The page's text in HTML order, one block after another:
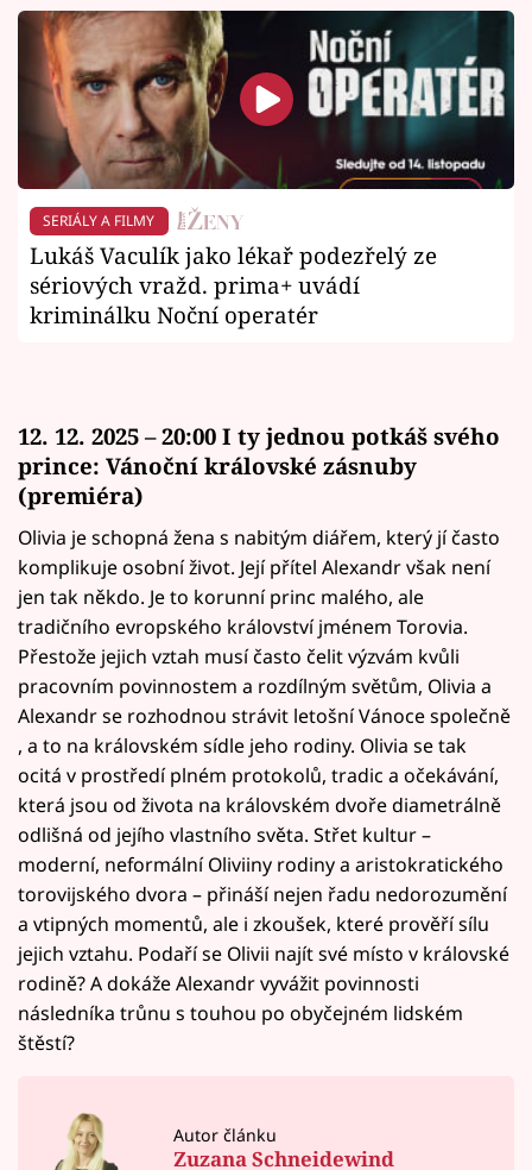
SERIÁLY A FILMY
Lukáš Vaculík jako lékař podezřelý ze
sériových vražd. prima+ uvádí
kriminálku Noční operatér
12. 12. 2025 – 20:00 I ty jednou potkáš svého
prince: Vánoční královské zásnuby
(premiéra)
Olivia je schopná žena s nabitým diářem, který jí často
komplikuje osobní život. Její přítel Alexandr však není
jen tak někdo. Je to korunní princ malého, ale
tradičního evropského království jménem Torovia.
Přestože jejich vztah musí často čelit výzvám kvůli
pracovním povinnostem a rozdílným světům, Olivia a
Alexandr se rozhodnou strávit letošní Vánoce společně
, a to na královském sídle jeho rodiny. Olivia se tak
ocitá v prostředí plném protokolů, tradic a očekávání,
která jsou od života na královském dvoře diametrálně
odlišná od jejího vlastního světa. Střet kultur –
moderní, neformální Oliviiny rodiny a aristokratického
torovijského dvora – přináší nejen řadu nedorozumění
a vtipných momentů, ale i zkoušek, které prověří sílu
jejich vztahu. Podaří se Olivii najít své místo v královské
rodině? A dokáže Alexandr vyvážit povinnosti
následníka trůnu s touhou po obyčejném lidském
štěstí?
Autor článku
Zuzana Schneidewind